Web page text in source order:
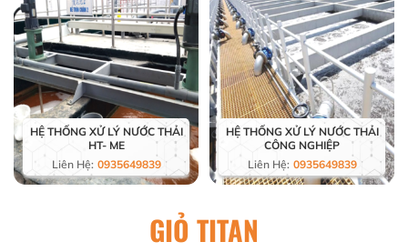
HỆ THỐNG XỬ LÝ NƯỚC THẢI
HT- ME
Liên Hệ: 0935649839
HỆ THỐNG XỬ LÝ NƯỚC THẢI
CÔNG NGHIỆP
Liên Hệ: 0935649839
GIỎ TITAN